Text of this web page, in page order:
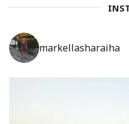
markellasharaiha